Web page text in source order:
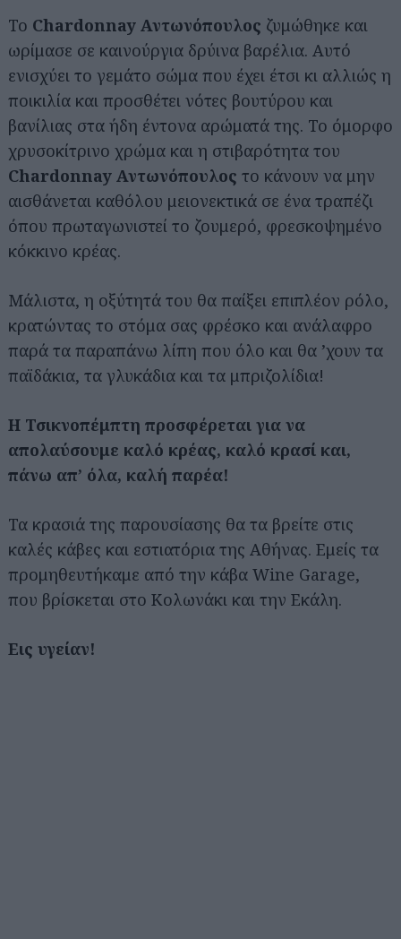
Το Chardonnay Αντωνόπουλος ζυμώθηκε και
ωρίμασε σε καινούργια δρύινα βαρέλια. Αυτό
ενισχύει το γεμάτο σώμα που έχει έτσι κι αλλιώς η
ποικιλία και προσθέτει νότες βουτύρου και
βανίλιας στα ήδη έντονα αρώματά της. Το όμορφο
χρυσοκίτρινο χρώμα και η στιβαρότητα του
Chardonnay Αντωνόπουλος το κάνουν να μην
αισθάνεται καθόλου μειονεκτικά σε ένα τραπέζι
όπου πρωταγωνιστεί το ζουμερό, φρεσκοψημένο
κόκκινο κρέας.
Μάλιστα, η οξύτητά του θα παίξει επιπλέον ρόλο,
κρατώντας το στόμα σας φρέσκο και ανάλαφρο
παρά τα παραπάνω λίπη που όλο και θα ’χουν τα
παϊδάκια, τα γλυκάδια και τα μπριζολίδια!
Η Τσικνοπέμπτη προσφέρεται για να
απολαύσουμε καλό κρέας, καλό κρασί και,
πάνω απ’ όλα, καλή παρέα!
Τα κρασιά της παρουσίασης θα τα βρείτε στις
καλές κάβες και εστιατόρια της Αθήνας. Εμείς τα
προμηθευτήκαμε από την κάβα Wine Garage,
που βρίσκεται στο Κολωνάκι και την Εκάλη.
Εις υγείαν!